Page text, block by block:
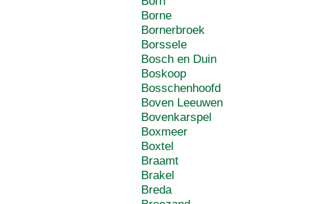
Borne
Bornerbroek
Borssele
Bosch en Duin
Boskoop
Bosschenhoofd
Boven Leeuwen
Bovenkarspel
Boxmeer
Boxtel
Braamt
Brakel
Breda